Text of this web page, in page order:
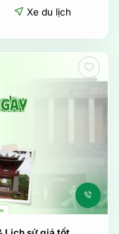
Xe du lịch